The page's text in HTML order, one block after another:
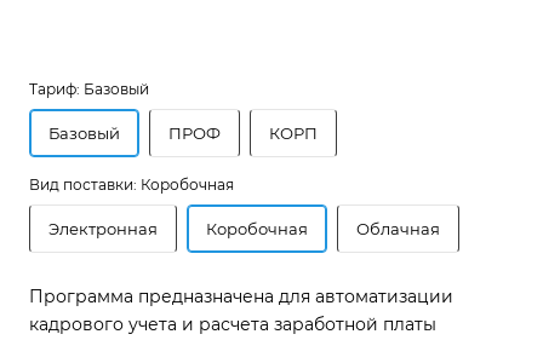
Тариф: Базовый
Базовый ПРОФ КОРП
Вид поставки: Коробочная
Электронная Коробочная Облачная
Программа предназначена для автоматизации
кадрового учета и расчета заработной платы